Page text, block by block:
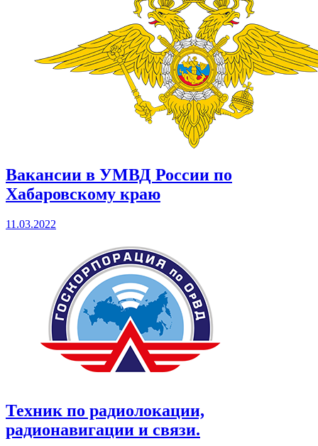
Вакансии в УМВД России по
Хабаровскому краю
11.03.2022
Техник по радиолокации,
радионавигации и связи.